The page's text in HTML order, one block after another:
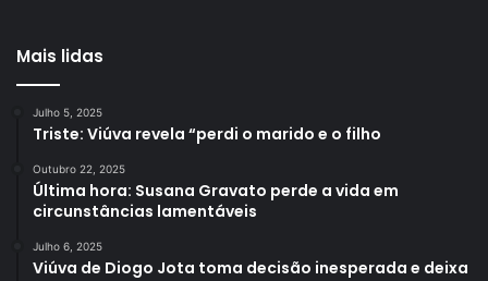
Mais lidas
Julho 5, 2025
Triste: Viúva revela “perdi o marido e o filho
Outubro 22, 2025
Última hora: Susana Gravato perde a vida em
circunstâncias lamentáveis
Julho 6, 2025
Viúva de Diogo Jota toma decisão inesperada e deixa